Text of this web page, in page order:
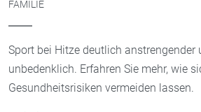
FAMILIE
Sport bei Hitze deutlich anstrengender
unbedenklich. Erfahren Sie mehr, wie
Gesundheitsrisiken vermeiden lassen.